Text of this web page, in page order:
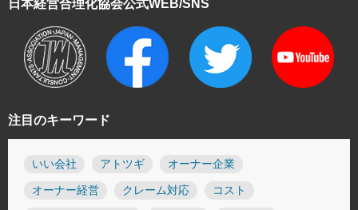
注目のキーワード
いい会社 アトツギ オーナー企業
オーナー経営 クレーム対応 コスト
日本経営合理化協会公式WEB/SNS